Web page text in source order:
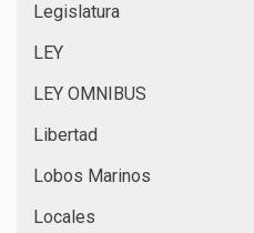
Legislatura
LEY
LEY OMNIBUS
Libertad
Lobos Marinos
Locales